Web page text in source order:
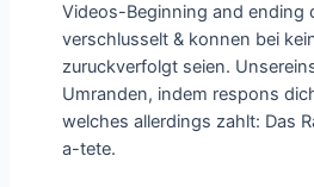
Videos-Beginning and ending
verschlusselt & konnen bei
zuruckverfolgt seien.
Umranden, indem respons
welches allerdings zahlt: Das
a-tete.